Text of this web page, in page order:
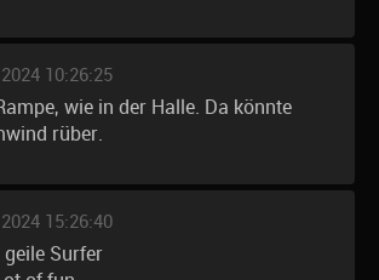
10:26:25
wie in der Halle. Da könnte
rüber.
15:26:40
geile Surfer